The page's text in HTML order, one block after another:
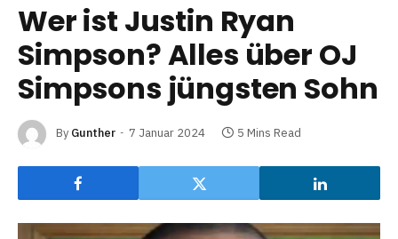
Wer ist Justin Ryan
Simpson? Alles über OJ
Simpsons jüngsten Sohn
By Gunther 7 Januar 2024 5 Mins Read